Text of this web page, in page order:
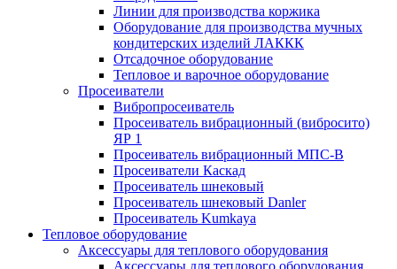
Линии для производства коржика
Оборудование для производства мучных
кондитерских изделий ЛАККК
Отсадочное оборудование
Тепловое и варочное оборудование
Просеиватели
Вибропросеиватель
Просеиватель вибрационный (вибросито)
ЯР 1
Просеиватель вибрационный МПС-В
Просеиватели Каскад
Просеиватель шнековый
Просеиватель шнековый Danler
Просеиватель Kumkaya
Тепловое оборудование
Аксессуары для теплового оборудования
Аксессуары для теплового оборудования